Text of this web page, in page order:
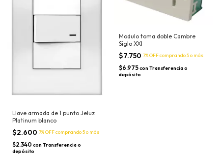
Llave armada de 1 punto Jeluz
Platinum blanco
$2.600 7% OFFcomprando 5 o más
$2.340 con Transferencia o
depósito
Modulo toma doble Cambre
Siglo XXI
$7.750 7% OFFcomprando 5 o más
$6.975con Transferencia o
depósito